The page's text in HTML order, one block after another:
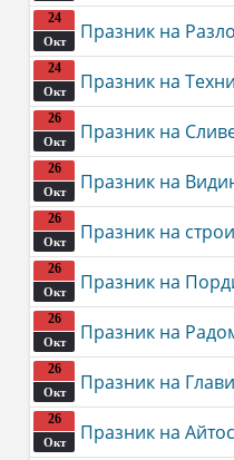
24
Окт Празник на
24
Окт Празник на
26
Окт Празник на
26
Окт Празник на
26
Окт Празник на
26
Окт Празник на
26
Окт Празник на
26
Окт Празник на
26
Окт Празник на Айтос